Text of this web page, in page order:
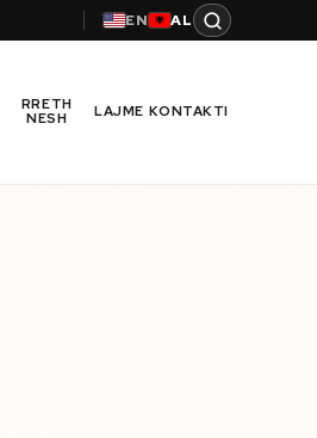
EN AL
RRETH
NESH LAJME KONTAKTI